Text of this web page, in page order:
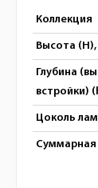
Коллекция
Высота
Глубина
встройки)
Цоколь
Суммарная